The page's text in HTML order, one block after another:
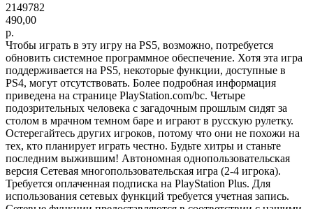
2149782
490,00
р.
Чтобы играть в эту игру на PS5, возможно, потребуется
обновить системное программное обеспечение. Хотя эта игра
поддерживается на PS5, некоторые функции, доступные в
PS4, могут отсутствовать. Более подробная информация
приведена на странице PlayStation.com/bc. Четыре
подозрительных человека с загадочным прошлым сидят за
столом в мрачном темном баре и играют в русскую рулетку.
Остерегайтесь других игроков, потому что они не похожи на
тех, кто планирует играть честно. Будьте хитры и станьте
последним выжившим! Автономная однопользовательская
версия Сетевая многопользовательская игра (2-4 игрока).
Требуется оплаченная подписка на PlayStation Plus. Для
использования сетевых функций требуется учетная запись.